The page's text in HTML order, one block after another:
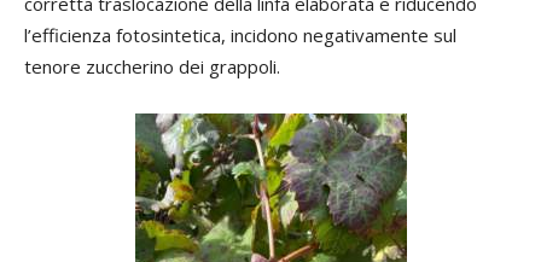
l’efficienza fotosintetica, incidono negativamente sul
tenore zuccherino dei grappoli.